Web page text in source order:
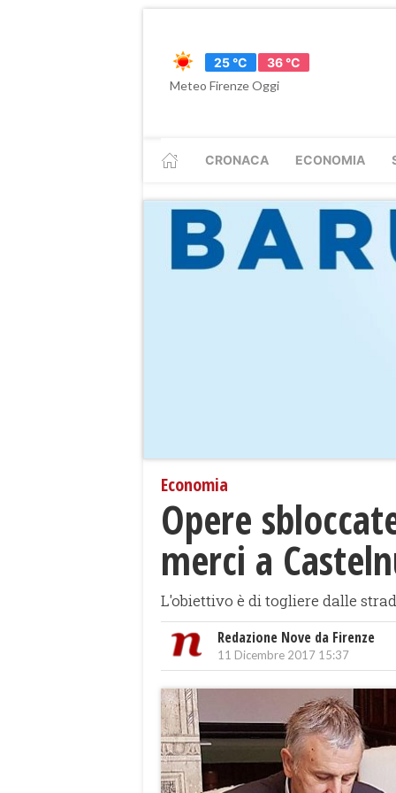
25 °C
36 °C
Meteo Firenze Oggi
CRONACA ECONOMIA
Economia
Opere
merci a
L'obiettivo è di togliere dalle
Redazione Nove da Firenze
11 Dicembre 2017 15:37